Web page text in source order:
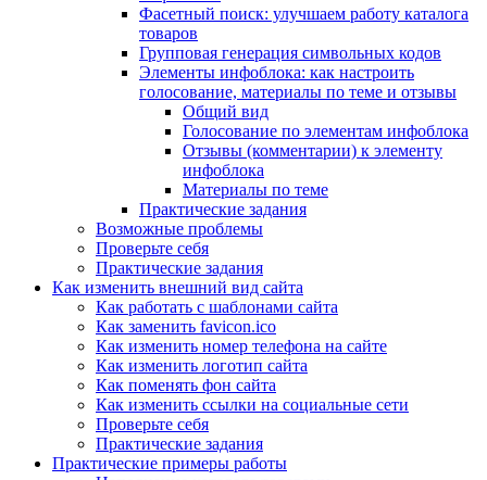
Фасетный поиск: улучшаем работу каталога
товаров
Групповая генерация символьных кодов
Элементы инфоблока: как настроить
голосование, материалы по теме и отзывы
Общий вид
Голосование по элементам инфоблока
Отзывы (комментарии) к элементу
инфоблока
Материалы по теме
Практические задания
Возможные проблемы
Проверьте себя
Практические задания
Как изменить внешний вид сайта
Как работать с шаблонами сайта
Как заменить favicon.ico
Как изменить номер телефона на сайте
Как изменить логотип сайта
Как поменять фон сайта
Как изменить ссылки на социальные сети
Проверьте себя
Практические задания
Практические примеры работы